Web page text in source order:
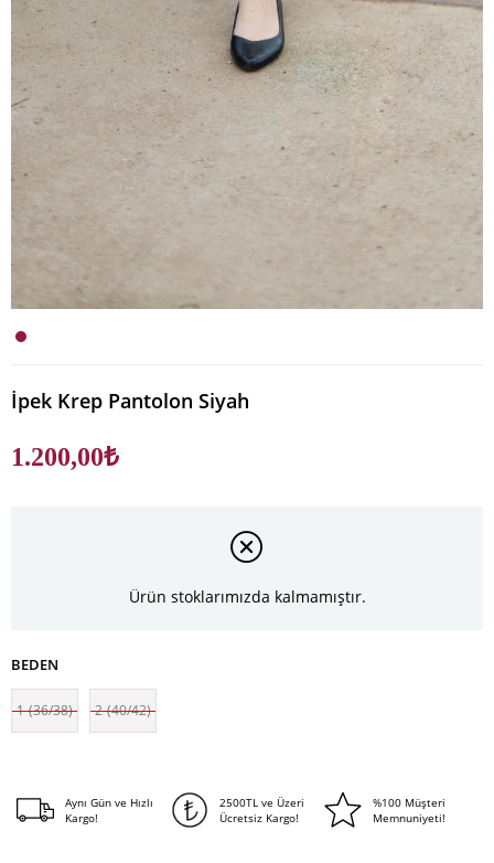
İpek Krep Pantolon Siyah
1.200,00₺
Ürün stoklarımızda kalmamıştır.
BEDEN
1-(36/38) 2-(40/42)
Aynı Gün ve Hızlı
Kargo!
2500TL ve Üzeri
Ücretsiz Kargo!
%100 Müşteri
Memnuniyeti!